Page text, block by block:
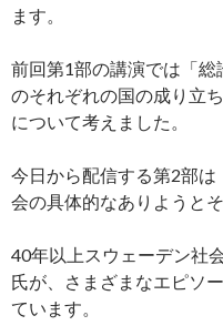
ます。
前回第1部の講演では「
のそれぞれの国の成り立
について考えました。
今日から配信する第2部
会の具体的なありようと
40年以上スウェーデン社
氏が、さまざまなエピソ
ています。